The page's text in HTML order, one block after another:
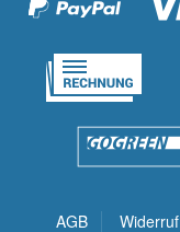
AGB Widerruf